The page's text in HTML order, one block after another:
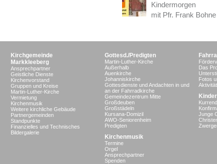
Kindermorgen
mit Pfr. Frank Bohne
Kirchgemeinde
Markkleeberg
Ansprechpartner
Geistliche Dienste
Kirchenvorstand
Gruppen und Kreise
Martin-Luther-Kirche
Vermietung
Kirchenmusik
Weitere kirchliche Gebäude
Partnergemeinden
Standpunkte
Finanzielles und Technisches
Bildergalerie
Gottesd./Predigten
Martin-Luther-Kirche
Außerhalb
Auenkirche
Johanniskirche
Gottesdienste und Andachten in und
an der Fahrradkirche
Gemeindezentrum Mitte
Großdeuben
Großstädeln
Kursana-Domizil
AWO-Seniorenheim
Predigten
Kirchenmusik
Termine
Orgel
Ansprechpartner
Spenden
Das
Fotos
Junge